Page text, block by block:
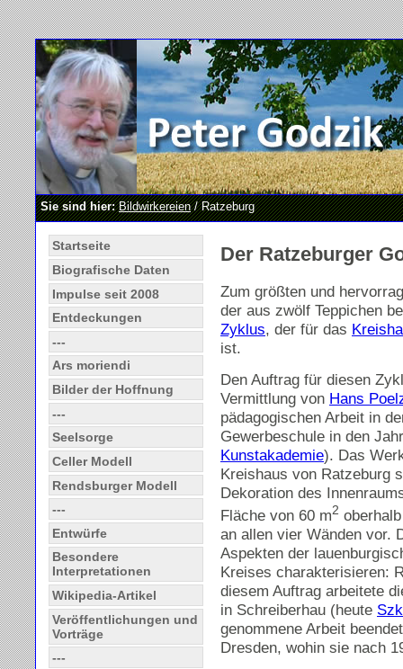
Sie sind hier: Bildwirkereien/ Ratzeburg
Startseite
Biografische Daten
Impulse seit 2008
Entdeckungen
---
Ars moriendi
Bilder der Hoffnung
---
Seelsorge
Celler Modell
Rendsburger Modell
---
Entwürfe
Besondere
Interpretationen
Wikipedia-Artikel
Veröffentlichungen und
Vorträge
---
Der Ratzeburger
Zum größten und
der aus zwölf Teppichen
Zyklus, der für das
ist.
Den Auftrag für diesen
Vermittlung von Hans
pädagogischen Arbeit in
Gewerbeschule in den
Kunstakademie). Das
Kreishaus von Ratzeburg
Dekoration des
Fläche von 60 m2
an allen vier Wänden vor.
Aspekten der
Kreises charakterisieren:
diesem Auftrag arbeitete
in Schreiberhau (heute
genommene Arbeit
Dresden, wohin sie nach